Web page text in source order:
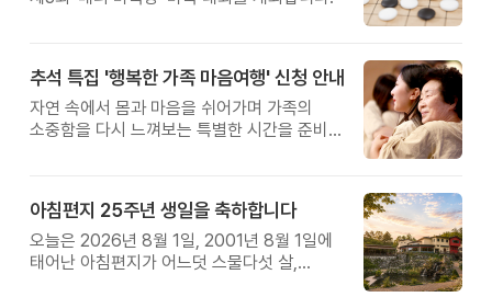
추석 특집 '행복한 가족 마음여행' 신청 안내
자연 속에서 몸과 마음을 쉬어가며 가족의
소중함을 다시 느껴보는 특별한 시간을 준비해
아침편지 25주년 생일을 축하합니다
오늘은 2026년 8월 1일, 2001년 8월 1일에
태어난 아침편지가 어느덧 스물다섯 살,